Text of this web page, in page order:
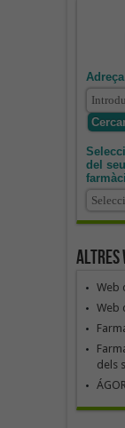
Adreça
del
Altres
Web
Web
dels